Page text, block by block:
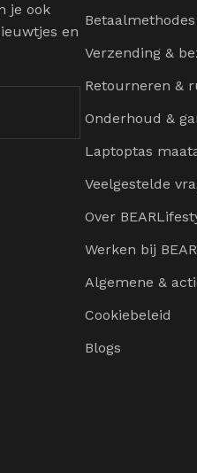
je ook
en
Betaalmethodes
Verzending &
Retourneren &
Onderhoud &
Laptoptas
Veelgestelde
Over
Werken bij
Algemene &
Cookiebeleid
Blogs